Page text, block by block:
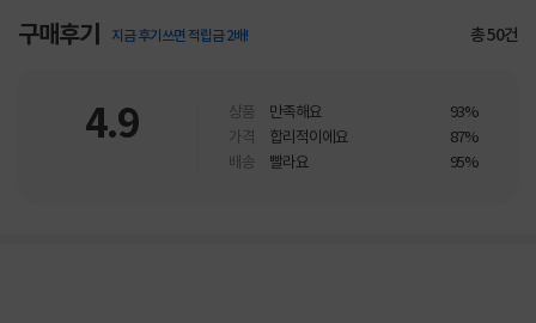
구매후기 지금 후기쓰면 적립금 2배! 총50건
4.9 상품 만족해요
93%
가격
합리적이에요
87%
배송
빨라요 95%